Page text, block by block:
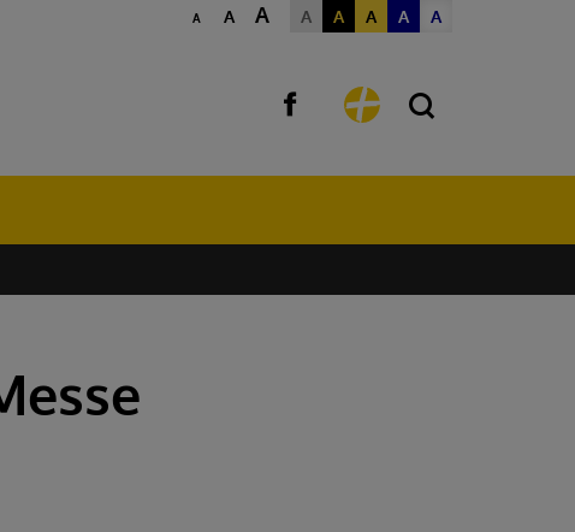
A A A A A A A A